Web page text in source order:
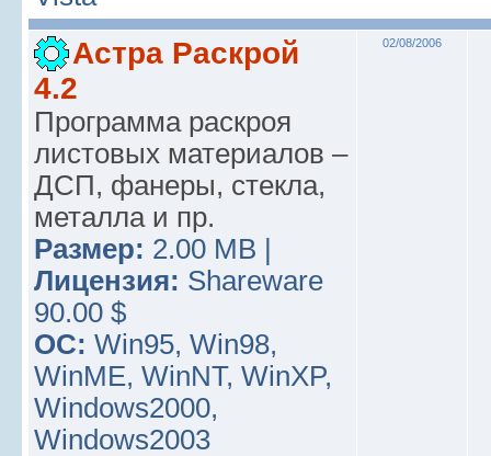
Астра Раскрой
4.2
Программа раскроя
листовых материалов –
ДСП, фанеры, стекла,
металла и пр.
Размер: 2.00 MB |
Лицензия: Shareware
90.00 $
ОС: Win95, Win98,
WinME, WinNT, WinXP,
Windows2000,
Windows2003
02/08/2006